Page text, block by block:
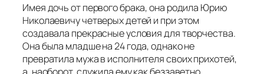
Имея дочь от первого брака, она родила Юрию
Николаевичу четверых детей и при этом
создавала прекрасные условия для творчества.
Она была младше на 24 года, однако не
превратила мужа в исполнителя своих прихотей,